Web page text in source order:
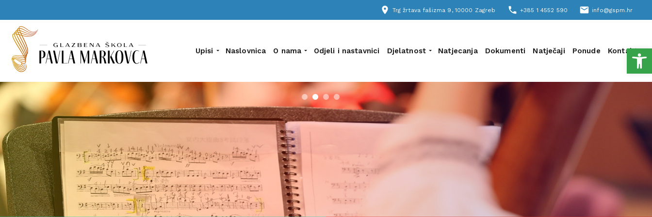
place Trg žrtava fašizma 9, 10000 Zagreb phone +385 1 4552 590 email info@gspm.hr
Upisi Naslovnica O nama Odjeli i nastavnici Djelatnost Natjecanja Dokumenti Natječaji Ponude Kontakt